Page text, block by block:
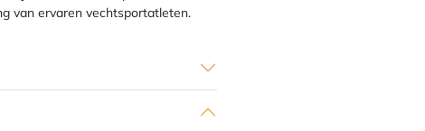
van ervaren vechtsportatleten.